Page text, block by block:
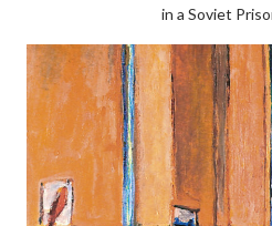
in a Soviet